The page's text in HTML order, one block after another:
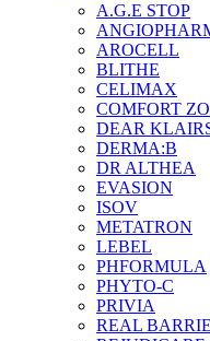
A.G.E STOP
AROCELL
BLITHE
CELIMAX
COMFORT
DEAR
DERMA:B
DR ALTHEA
EVASION
ISOV
METATRON
LEBEL
PHFORMULA
PHYTO-C
PRIVIA
REAL